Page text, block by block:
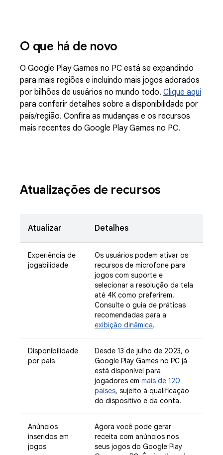
O que há de novo
O Google Play Games no PC está se expandindo
para mais regiões e incluindo mais jogos adorados
por bilhões de usuários no mundo todo. Clique aqui
para conferir detalhes sobre a disponibilidade por
país/região. Confira as mudanças e os recursos
mais recentes do Google Play Games no PC.
Atualizações de recursos
Atualizar Detalhes
Experiência de
jogabilidade
Os usuários podem ativar os
recursos de microfone para
jogos com suporte e
selecionar a resolução da tela
até 4K como preferirem.
Consulte o guia de práticas
recomendadas para a
exibição dinâmica.
Disponibilidade
por país
Desde 13 de julho de 2023, o
Google Play Games no PC já
está disponível para
jogadores em mais de 120
países, sujeito à qualificação
do dispositivo e da conta.
Anúncios
inseridos em
jogos
Agora você pode gerar
receita com anúncios nos
seus jogos do Google Play